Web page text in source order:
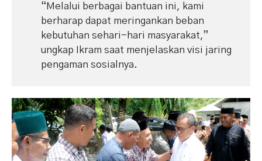
“Melalui berbagai bantuan ini, kami
berharap dapat meringankan beban
kebutuhan sehari-hari masyarakat,”
ungkap Ikram saat menjelaskan visi jaring
pengaman sosialnya.